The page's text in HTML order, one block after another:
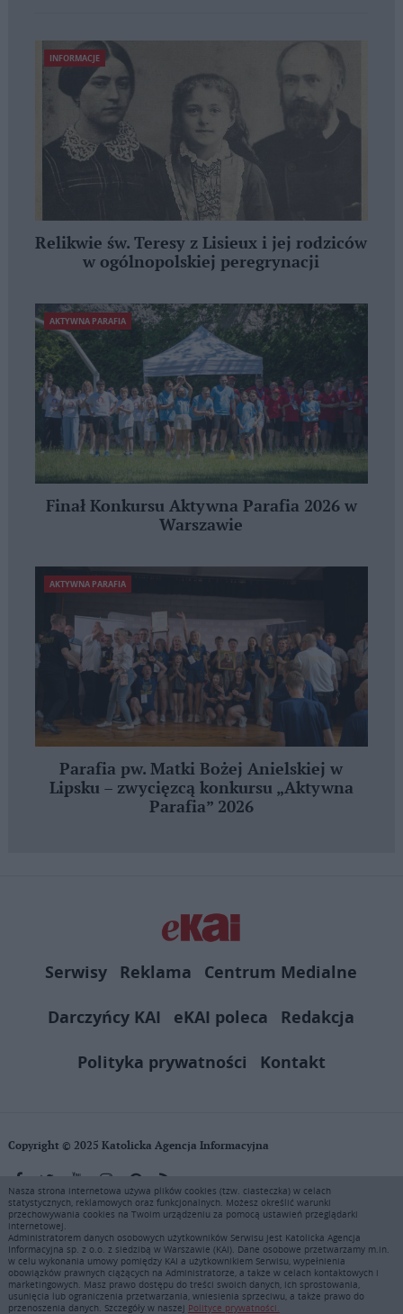
INFORMACJE
Relikwie św. Teresy z Lisieux i jej rodziców
w ogólnopolskiej peregrynacji
AKTYWNA PARAFIA
Finał Konkursu Aktywna Parafia 2026 w
Warszawie
AKTYWNA PARAFIA
Parafia pw. Matki Bożej Anielskiej w
Lipsku – zwycięzcą konkursu „Aktywna
Parafia” 2026
Serwisy Reklama
Centrum Medialne
Darczyńcy KAI
eKAI poleca
Redakcja
Polityka prywatności
Kontakt
Copyright © 2025 Katolicka Agencja Informacyjna
KAI zastrzega wszelkie prawa do serwisu. Użytkownicy mogą pobierać
i drukować fragmenty zawartości serwisu internetowego www.ekai.pl
wyłącznie do użytku osobistego. Publikacja, rozpowszechnianie
zawartości niniejszego serwisu lub jej sprzedaż (także framing i in.
podobne metody), są bez uprzedniej pisemnej zgody KAI zabronione i
stanowią naruszenie ustaw o prawie autorskim, ochronie baz danych i
uczciwej konkurencji - będą ścigane przy pomocy wszelkich
Nasza strona internetowa używa plików cookies (tzw. ciasteczka) w celach
statystycznych, reklamowych oraz funkcjonalnych. Możesz określić warunki
przechowywania cookies na Twoim urządzeniu za pomocą ustawień przeglądarki
internetowej.
Administratorem danych osobowych użytkowników Serwisu jest Katolicka Agencja
Informacyjna sp. z o.o. z siedzibą w Warszawie (KAI). Dane osobowe przetwarzamy m.in.
w celu wykonania umowy pomiędzy KAI a użytkownikiem Serwisu, wypełnienia
obowiązków prawnych ciążących na Administratorze, a także w celach kontaktowych i
marketingowych. Masz prawo dostępu do treści swoich danych, ich sprostowania,
usunięcia lub ograniczenia przetwarzania, wniesienia sprzeciwu, a także prawo do
przenoszenia danych. Szczegóły w naszej Polityce prywatności.